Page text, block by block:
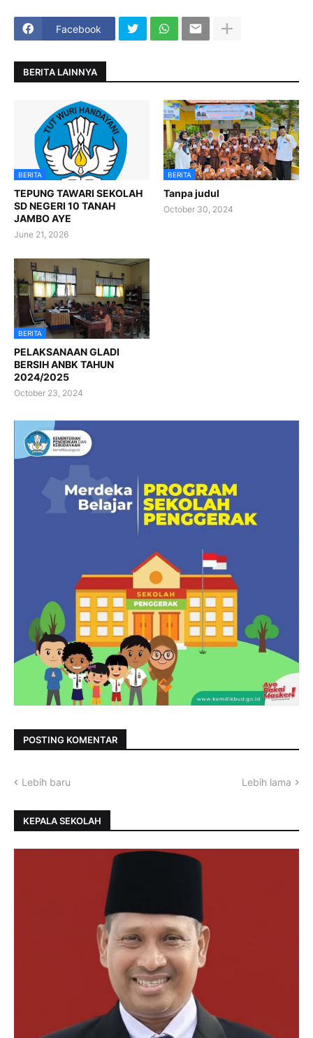
Facebook
BERITA LAINNYA
BERITA
TEPUNG TAWARI SEKOLAH
SD NEGERI 10 TANAH
JAMBO AYE
June 21, 2026
BERITA
Tanpa judul
October 30, 2024
BERITA
PELAKSANAAN GLADI
BERSIH ANBK TAHUN
2024/2025
October 23, 2024
POSTING KOMENTAR
Lebih baru Lebih lama
KEPALA SEKOLAH